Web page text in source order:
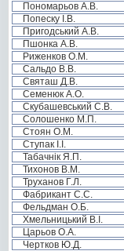
Пономарьов А.В.
Попеску І.В.
Пригодський А.В.
Пшонка А.В.
Риженков О.М.
Сальдо В.В.
Святаш Д.В.
Семенюк А.О.
Скубашевський С.В.
Солошенко М.П.
Стоян О.М.
Ступак І.І.
Табачнік Я.П.
Тихонов В.М.
Труханов Г.Л.
Фабрикант С.С.
Фельдман О.Б.
Хмельницький В.І.
Царьов О.А.
Чертков Ю.Д.